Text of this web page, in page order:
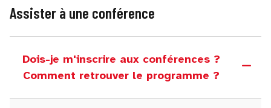
Assister à une conférence
Dois-je m'inscrire aux conférences ?
Comment retrouver le programme ?